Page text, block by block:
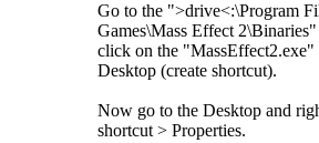
Go to the ">drive<:\Program
Games\Mass Effect
click on the "MassEffect2.exe"
Desktop (create shortcut).
Now go to the Desktop and
shortcut > Properties.